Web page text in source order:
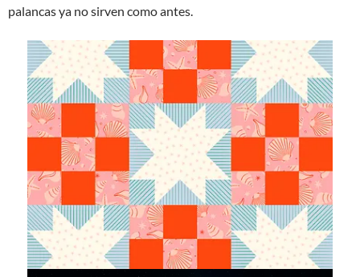
palancas ya no sirven como antes.